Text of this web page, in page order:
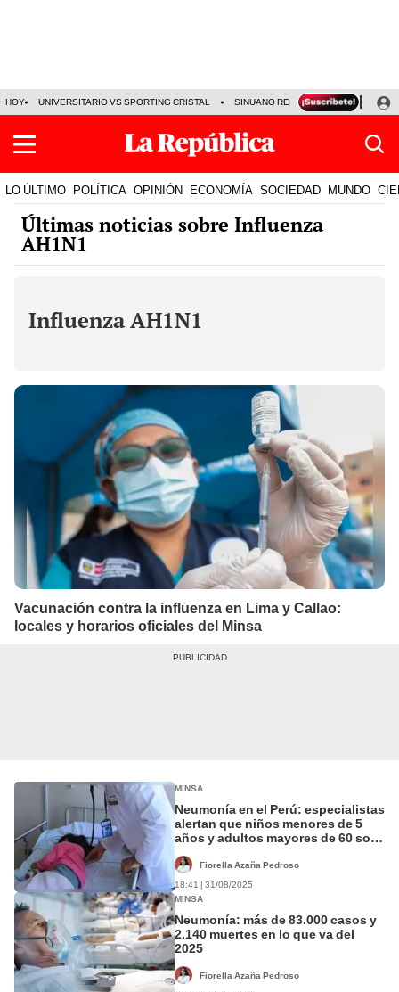
HOY UNIVERSITARIO VS SPORTING CRISTAL SINUANO RESULTADOS HOY
LO ÚLTIMO POLÍTICA OPINIÓN ECONOMÍA SOCIEDAD MUNDO
Últimas noticias sobre Influenza
AH1N1
Influenza AH1N1
Vacunación contra la influenza en Lima y Callao:
locales y horarios oficiales del Minsa
MINSA
Neumonía en el Perú: especialistas
alertan que niños menores de 5
años y adultos mayores de 60 son
Fiorella Azaña Pedroso
18:41 | 31/08/2025
MINSA
Neumonía: más de 83.000 casos y
2.140 muertes en lo que va del
2025
Fiorella Azaña Pedroso